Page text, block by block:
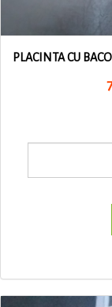
PLACINTA CU